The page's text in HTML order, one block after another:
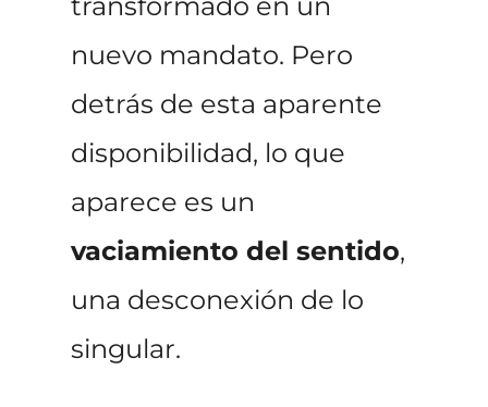
nuevo mandato. Pero
detrás de esta aparente
disponibilidad, lo que
aparece es un
vaciamiento del sentido,
una desconexión de lo
singular.